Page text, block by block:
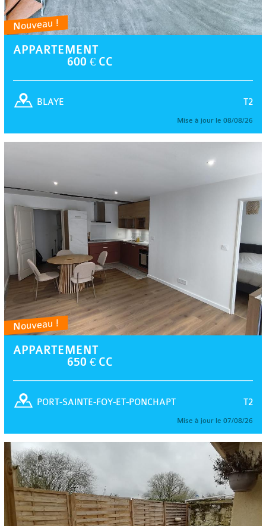
Nouveau !
APPARTEMENT
600 € CC
T2
BLAYE
Mise à jour le 08/08/26
Nouveau !
APPARTEMENT
650 € CC
T2
PORT-SAINTE-FOY-ET-PONCHAPT
Mise à jour le 07/08/26